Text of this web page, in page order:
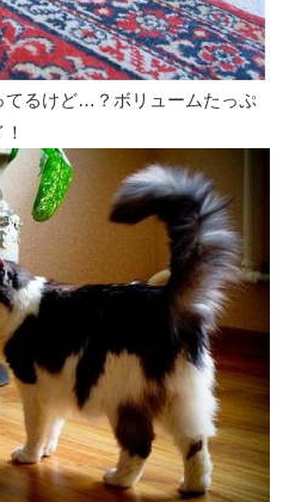
てるけど…？ボリュームたっぷ